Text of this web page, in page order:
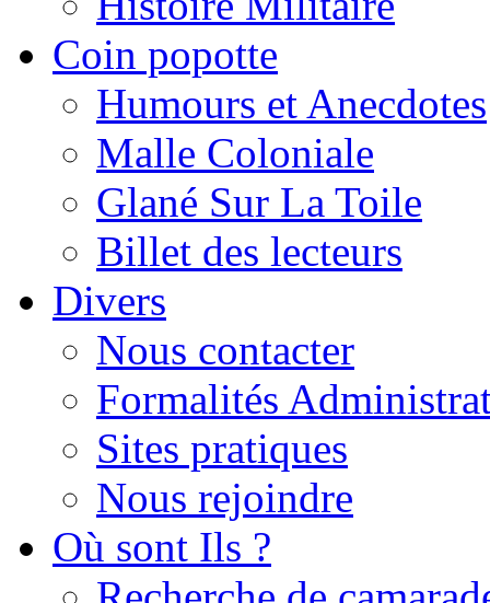
Coin popotte
Humours et Anecdotes
Malle Coloniale
Glané Sur La Toile
Billet des lecteurs
Divers
Nous contacter
Formalités
Sites pratiques
Nous rejoindre
Où sont Ils ?